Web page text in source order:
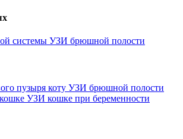
системы УЗИ брюшной полости
пузыря коту УЗИ брюшной полости
УЗИ кошке при беременности